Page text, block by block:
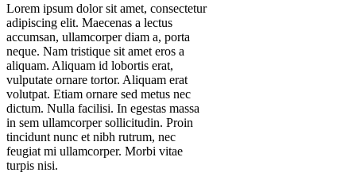
Lorem ipsum dolor sit amet, consectetur
adipiscing elit. Maecenas a lectus
accumsan, ullamcorper diam a, porta
neque. Nam tristique sit amet eros a
aliquam. Aliquam id lobortis erat,
vulputate ornare tortor. Aliquam erat
volutpat. Etiam ornare sed metus nec
dictum. Nulla facilisi. In egestas massa
in sem ullamcorper sollicitudin. Proin
tincidunt nunc et nibh rutrum, nec
feugiat mi ullamcorper. Morbi vitae
turpis nisi.